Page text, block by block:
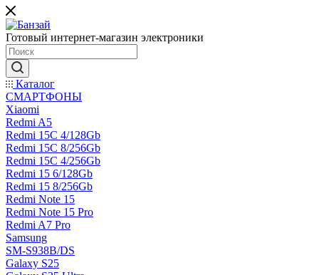
Готовый интернет-магазин электроники
Каталог
СМАРТФОНЫ
Xiaomi
Redmi A5
Redmi 15C 4/128Gb
Redmi 15C 8/256Gb
Redmi 15C 4/256Gb
Redmi 15 6/128Gb
Redmi 15 8/256Gb
Redmi Note 15
Redmi Note 15 Pro
Redmi A7 Pro
Samsung
SM-S938B/DS
Galaxy S25